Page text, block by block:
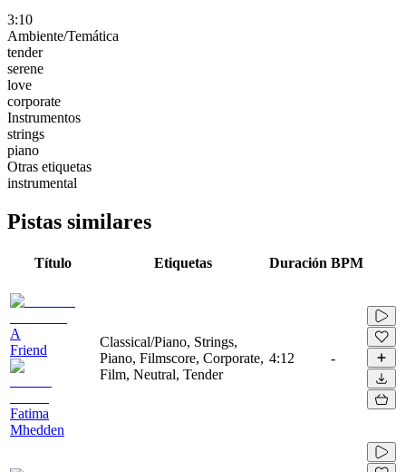
3:10
Ambiente/Temática
tender
serene
love
corporate
Instrumentos
strings
piano
Otras etiquetas
instrumental
Pistas similares
Título Etiquetas Duración BPM
A
Friend
Fatima
Mhedden
Classical/Piano, Strings,
Piano, Filmscore, Corporate,
Film, Neutral, Tender
4:12 -